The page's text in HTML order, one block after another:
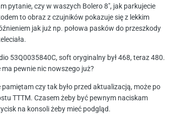
pytanie, czy w waszych Bolero 8", jak parkujecie
to obraz z czujników pokazuje się z lekkim
jak już np. połowa pasków do przeszkody
53Q0035840C, soft oryginalny był 468, teraz 480.
ma pewnie nic nowszego już?
pamiętam czy tak było przed aktualizacją, może po
TTTM. Czasem żeby być pewnym naciskam
na konsoli żeby mieć podgląd.